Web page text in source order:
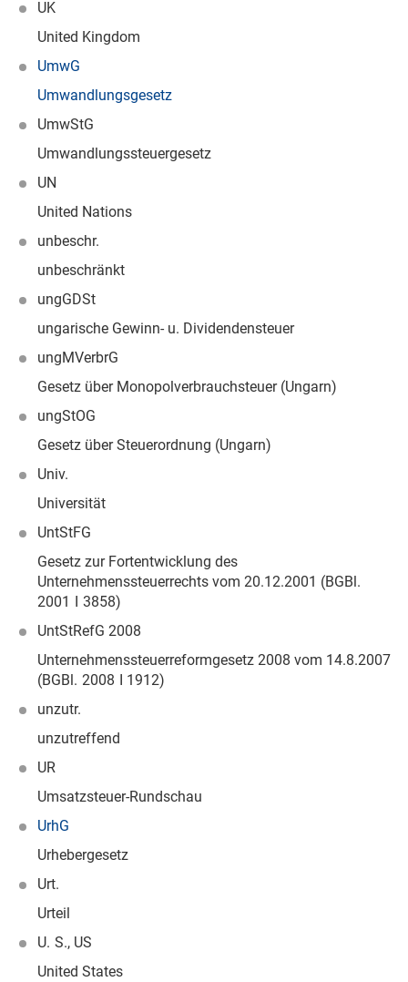
UK
United Kingdom
UmwG
Umwandlungsgesetz
UmwStG
Umwandlungssteuergesetz
UN
United Nations
unbeschr.
unbeschränkt
ungGDSt
ungarische Gewinn- u. Dividendensteuer
ungMVerbrG
Gesetz über Monopolverbrauchsteuer (Ungarn)
ungStOG
Gesetz über Steuerordnung (Ungarn)
Univ.
Universität
UntStFG
Gesetz zur Fortentwicklung des
Unternehmenssteuerrechts vom 20.12.2001 (BGBl.
2001 I 3858)
UntStRefG 2008
Unternehmenssteuerreformgesetz 2008 vom 14.8.2007
(BGBl. 2008 I 1912)
unzutr.
unzutreffend
UR
Umsatzsteuer-Rundschau
UrhG
Urhebergesetz
Urt.
Urteil
U. S., US
United States